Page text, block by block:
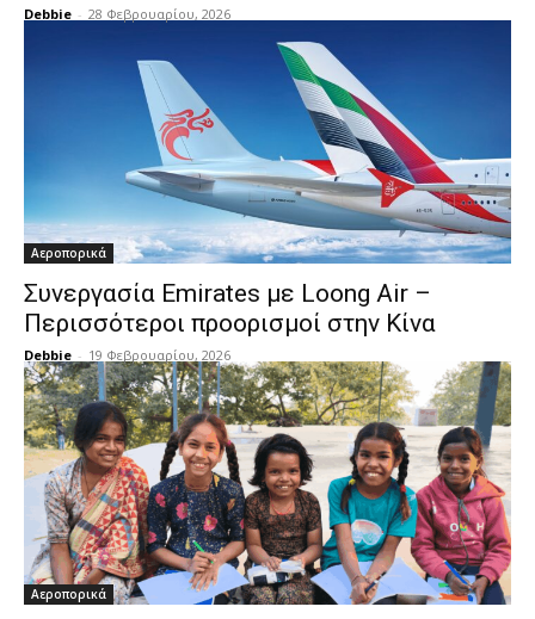
Debbie - 28 Φεβρουαρίου, 2026
Αεροπορικά
Συνεργασία Emirates με Loong Air –
Περισσότεροι προορισμοί στην Κίνα
Debbie - 19 Φεβρουαρίου, 2026
Αεροπορικά